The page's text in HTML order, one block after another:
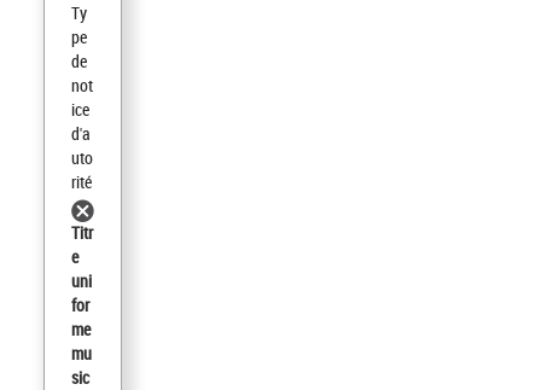
Ty
pe
de
not
ice
d'a
uto
rité
Titr
e
uni
for
me
mu
sic